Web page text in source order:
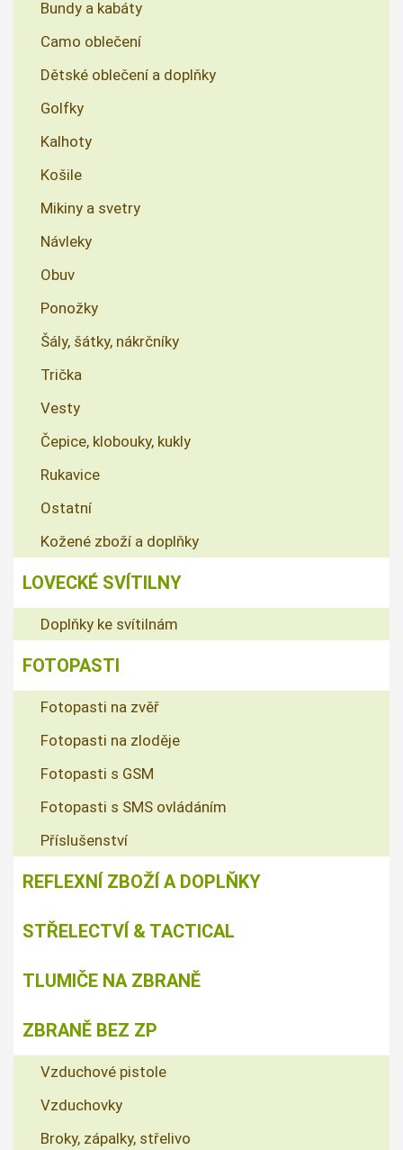
Bundy a kabáty
Camo oblečení
Dětské oblečení a doplňky
Golfky
Kalhoty
Košile
Mikiny a svetry
Návleky
Obuv
Ponožky
Šály, šátky, nákrčníky
Trička
Vesty
Čepice, klobouky, kukly
Rukavice
Ostatní
Kožené zboží a doplňky
LOVECKÉ SVÍTILNY
Doplňky ke svítilnám
FOTOPASTI
Fotopasti na zvěř
Fotopasti na zloděje
Fotopasti s GSM
Fotopasti s SMS ovládáním
Příslušenství
REFLEXNÍ ZBOŽÍ A DOPLŇKY
STŘELECTVÍ & TACTICAL
TLUMIČE NA ZBRANĚ
ZBRANĚ BEZ ZP
Vzduchové pistole
Vzduchovky
Broky, zápalky, střelivo